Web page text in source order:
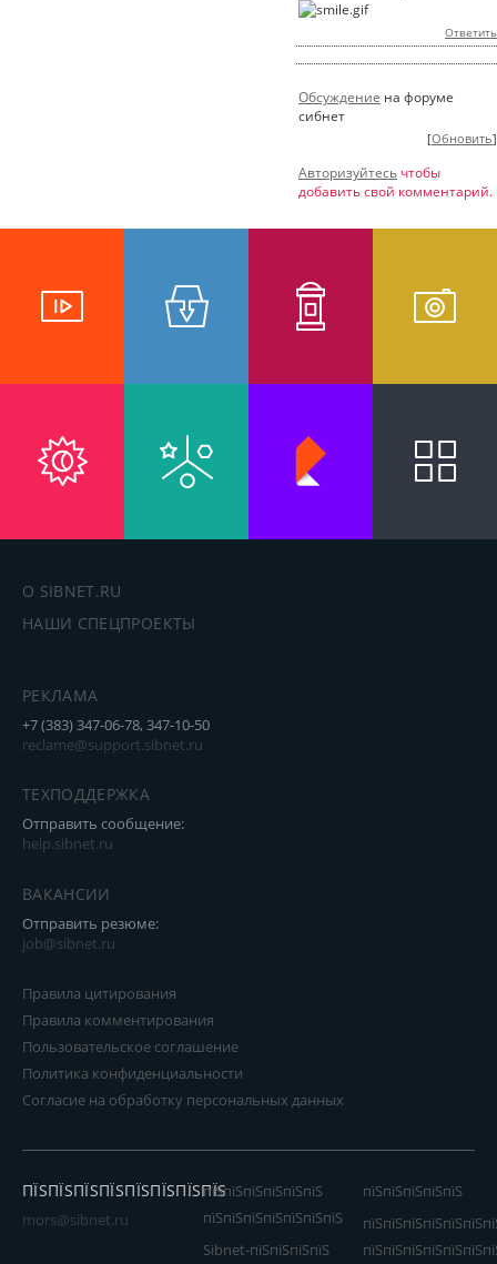
Ответить
Обсуждение на форуме
сибнет
[Обновить]
Авторизуйтесь чтобы
добавить свой комментарий.
О SIBNET.RU
НАШИ СПЕЦПРОЕКТЫ
РЕКЛАМА
+7 (383) 347-06-78, 347-10-50
reclame@support.sibnet.ru
ТЕХПОДДЕРЖКА
Отправить сообщение:
help.sibnet.ru
ВАКАНСИИ
Отправить резюме:
job@sibnet.ru
Правила цитирования
Правила комментирования
Пользовательское соглашение
Политика конфиденциальности
Согласие на обработку персональных данных
ПЇЅПЇЅПЇЅПЇЅПЇЅПЇЅПЇЅПЇЅ
mors@sibnet.ru
пїЅпїЅпїЅпїЅпїЅпїЅ
пїЅпїЅпїЅпїЅпїЅпїЅпїЅ
Sibnet-пїЅпїЅпїЅпїЅ
пїЅпїЅпїЅпїЅпїЅ